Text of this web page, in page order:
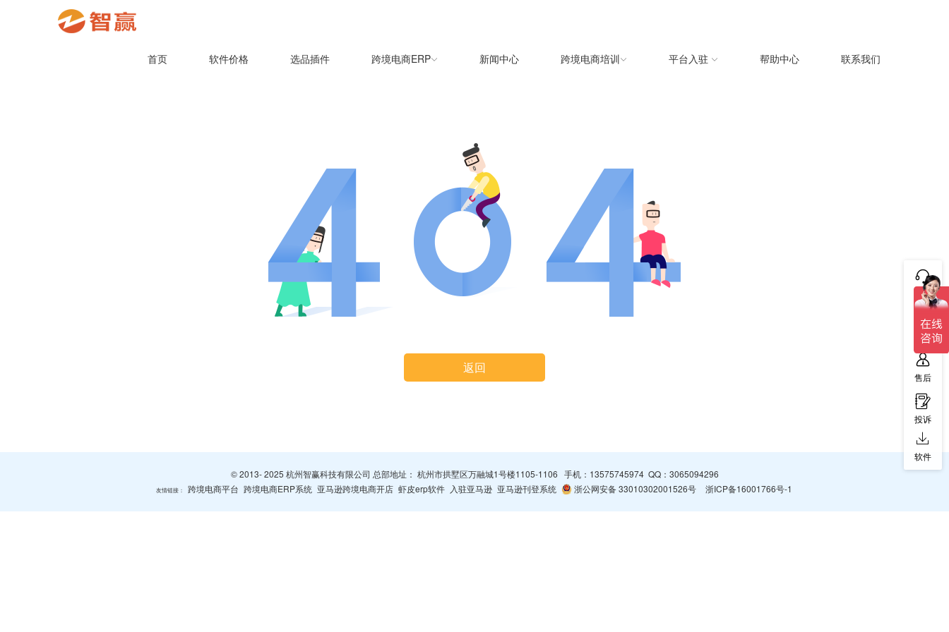
首页 软件价格 选品插件 跨境电商ERP 新闻中心 跨境电商培训 平台入驻 帮助中心 联系我们
返回
© 2013- 2025 杭州智赢科技有限公司 总部地址： 杭州市拱墅区万融城1号楼1105-1106 手机： 13575745974QQ： 3065094296
友情链接： 跨境电商平台 跨境电商ERP系统 亚马逊跨境电商开店 虾皮erp软件 入驻亚马逊 亚马逊刊登系统 浙公网安备 33010302001526号 浙ICP备16001766号-1
咨询
售前
售后
投诉
软件